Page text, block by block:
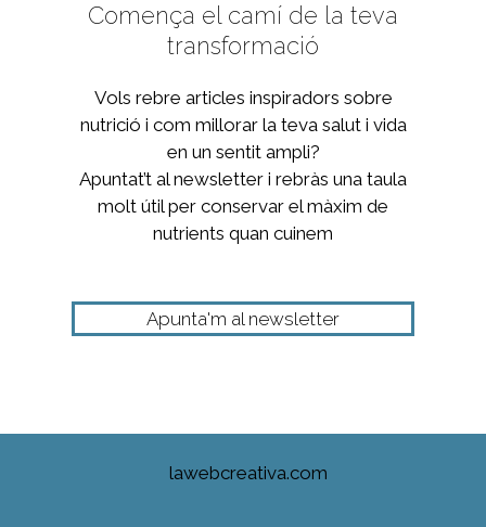
Comença el camí de la teva
transformació
Vols rebre articles inspiradors sobre
nutrició i com millorar la teva salut i vida
en un sentit ampli?
Apuntat’t al newsletter i rebràs una taula
molt útil per conservar el màxim de
nutrients quan cuinem
Apunta'm al newsletter
lawebcreativa.com